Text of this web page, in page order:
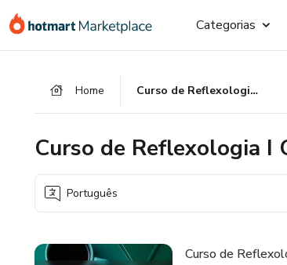
para
para
para
Categorias
Home Curso de Reflexologia I Coluna
Curso de Reflexologia I
Português
Curso de